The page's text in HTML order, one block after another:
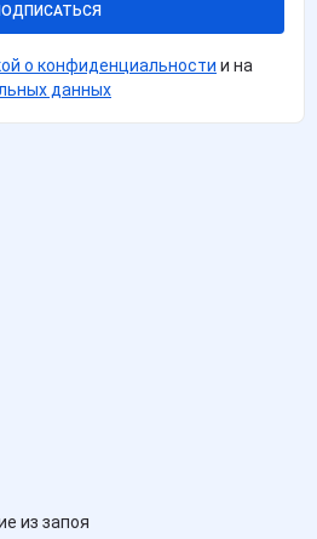
о конфиденциальности и на
данных
из запоя